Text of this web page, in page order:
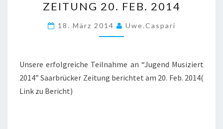
AM
SOLO-
KLAVIER-
ZEITUNG
20.
ZEITUNG 20. FEB. 2014
18. März 2014 Uwe.caspari
Unsere erfolgreiche Teilnahme an “Jugend Musiziert
2014” Saarbrücker Zeitung berichtet am 20. Feb. 2014(
Link zu Bericht)